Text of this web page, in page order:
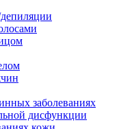
заболеваниях
дисфункции